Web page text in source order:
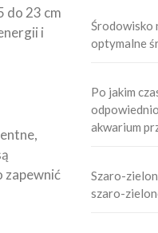
do 23 cm
i
zapewnić
Środowisko
optymalne
Po jakim
akwarium
Szaro-
szaro-